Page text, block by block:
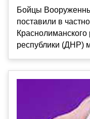
Бойцы
поставили в
республики (ДНР)